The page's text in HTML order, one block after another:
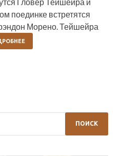
поединке встретятся
Морено. Тейшейра